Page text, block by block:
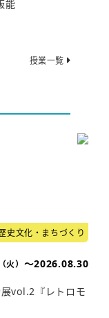
授業一覧
史文化・まちづくり
（火） ～2026.08.30
vol.2『レトロモ